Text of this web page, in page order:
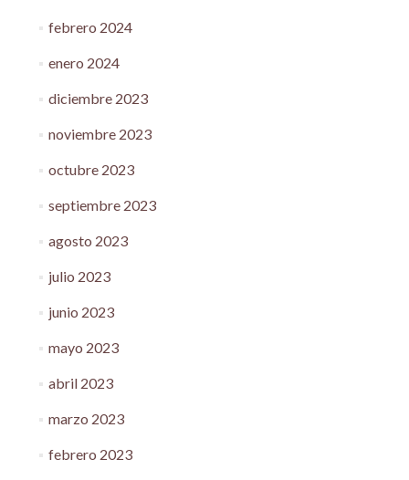
febrero 2024
enero 2024
diciembre 2023
noviembre 2023
octubre 2023
septiembre 2023
agosto 2023
julio 2023
junio 2023
mayo 2023
abril 2023
marzo 2023
febrero 2023